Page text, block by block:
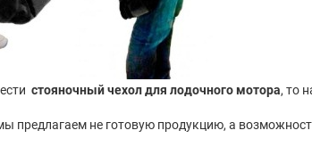
стояночный чехол для лодочного мотора, то
предлагаем не готовую продукцию, а